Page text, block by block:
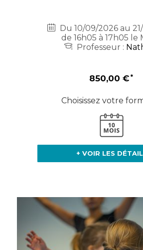
Du 10/09/2026 au
de 16h05 à 17h05 le
Professeur :
850,00 €
Choisissez votre
+ VOIR LES